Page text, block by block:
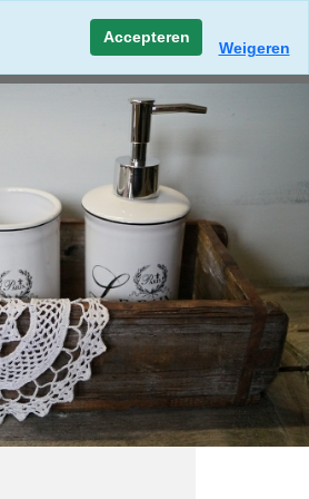
Accepteren
Weigeren